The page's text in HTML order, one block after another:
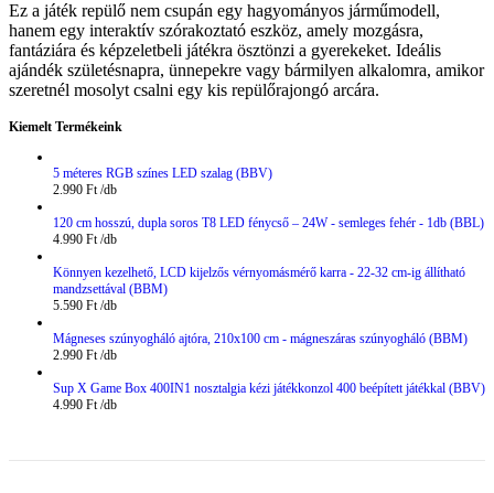
Ez a játék repülő nem csupán egy hagyományos járműmodell,
hanem egy interaktív szórakoztató eszköz, amely mozgásra,
fantáziára és képzeletbeli játékra ösztönzi a gyerekeket. Ideális
ajándék születésnapra, ünnepekre vagy bármilyen alkalomra, amikor
szeretnél mosolyt csalni egy kis repülőrajongó arcára.
Kiemelt Termékeink
5 méteres RGB színes LED szalag (BBV)
2.990 Ft
120 cm hosszú, dupla soros T8 LED fénycső – 24W - semleges fehér - 1db (BBL)
4.990 Ft
Könnyen kezelhető, LCD kijelzős vérnyomásmérő karra - 22-32 cm-ig állítható
mandzsettával (BBM)
5.590 Ft
Mágneses szúnyogháló ajtóra, 210x100 cm - mágneszáras szúnyogháló (BBM)
2.990 Ft
Sup X Game Box 400IN1 nosztalgia kézi játékkonzol 400 beépített játékkal (BBV)
4.990 Ft